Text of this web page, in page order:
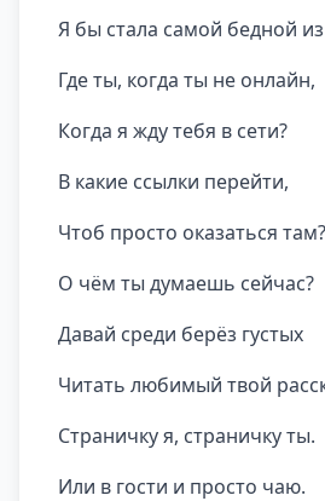
Я бы стала самой бедной
Где ты, когда ты не онлайн,
Когда я жду тебя в сети?
В какие ссылки перейти,
Чтоб просто оказаться там?
О чём ты думаешь сейчас?
Давай среди берёз густых
Читать любимый твой
Страничку я, страничку ты.
Или в гости и просто чаю.